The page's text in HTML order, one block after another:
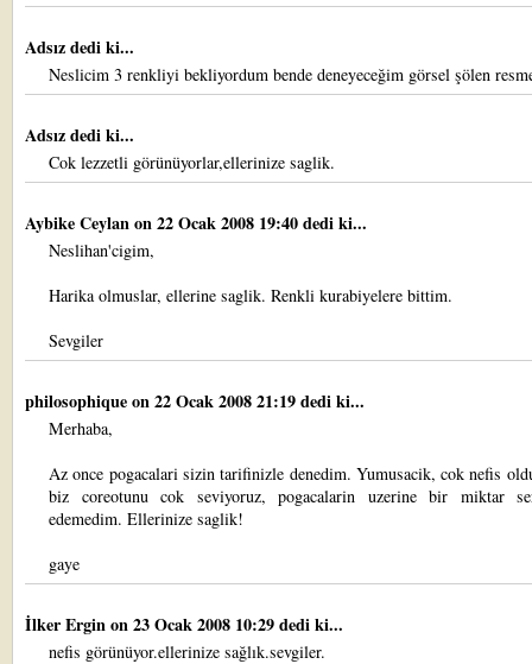
Adsız dedi ki...
Neslicim 3 renkliyi bekliyordum bende deneyeceğim görsel şölen
Adsız dedi ki...
Cok lezzetli görünüyorlar,ellerinize saglik.
Aybike Ceylanon 22 Ocak 2008 19:40 dedi ki...
Neslihan'cigim,
Harika olmuslar, ellerine saglik. Renkli kurabiyelere bittim.
Sevgiler
philosophiqueon 22 Ocak 2008 21:19 dedi ki...
Merhaba,
Az once pogacalari sizin tarifinizle denedim. Yumusacik, cok nefis
biz coreotunu cok seviyoruz, pogacalarin uzerine bir miktar
edemedim. Ellerinize saglik!
gaye
İlker Erginon 23 Ocak 2008 10:29 dedi ki...
nefis görünüyor.ellerinize sağlık.sevgiler.